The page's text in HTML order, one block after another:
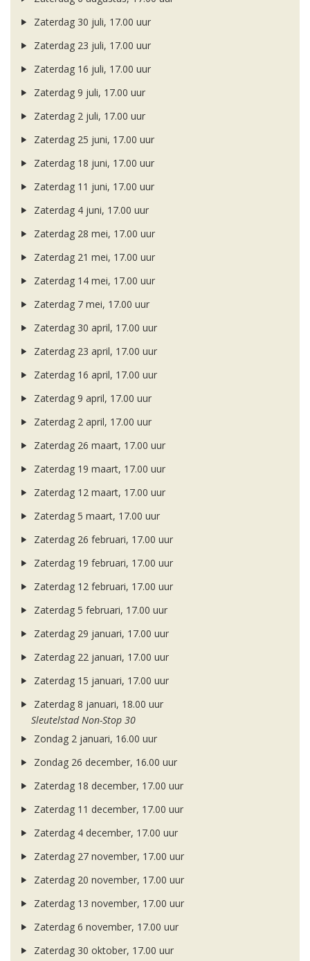
Zaterdag 30 juli, 17.00 uur
Zaterdag 23 juli, 17.00 uur
Zaterdag 16 juli, 17.00 uur
Zaterdag 9 juli, 17.00 uur
Zaterdag 2 juli, 17.00 uur
Zaterdag 25 juni, 17.00 uur
Zaterdag 18 juni, 17.00 uur
Zaterdag 11 juni, 17.00 uur
Zaterdag 4 juni, 17.00 uur
Zaterdag 28 mei, 17.00 uur
Zaterdag 21 mei, 17.00 uur
Zaterdag 14 mei, 17.00 uur
Zaterdag 7 mei, 17.00 uur
Zaterdag 30 april, 17.00 uur
Zaterdag 23 april, 17.00 uur
Zaterdag 16 april, 17.00 uur
Zaterdag 9 april, 17.00 uur
Zaterdag 2 april, 17.00 uur
Zaterdag 26 maart, 17.00 uur
Zaterdag 19 maart, 17.00 uur
Zaterdag 12 maart, 17.00 uur
Zaterdag 5 maart, 17.00 uur
Zaterdag 26 februari, 17.00 uur
Zaterdag 19 februari, 17.00 uur
Zaterdag 12 februari, 17.00 uur
Zaterdag 5 februari, 17.00 uur
Zaterdag 29 januari, 17.00 uur
Zaterdag 22 januari, 17.00 uur
Zaterdag 15 januari, 17.00 uur
Zaterdag 8 januari, 18.00 uur
Sleutelstad Non-Stop 30
Zondag 2 januari, 16.00 uur
Zondag 26 december, 16.00 uur
Zaterdag 18 december, 17.00 uur
Zaterdag 11 december, 17.00 uur
Zaterdag 4 december, 17.00 uur
Zaterdag 27 november, 17.00 uur
Zaterdag 20 november, 17.00 uur
Zaterdag 13 november, 17.00 uur
Zaterdag 6 november, 17.00 uur
Zaterdag 30 oktober, 17.00 uur